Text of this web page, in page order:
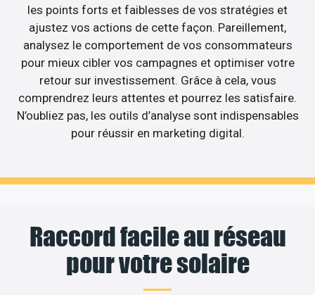
les points forts et faiblesses de vos stratégies et
ajustez vos actions de cette façon. Pareillement,
analysez le comportement de vos consommateurs
pour mieux cibler vos campagnes et optimiser votre
retour sur investissement. Grâce à cela, vous
comprendrez leurs attentes et pourrez les satisfaire.
N’oubliez pas, les outils d’analyse sont indispensables
pour réussir en marketing digital.
Raccord facile au réseau
pour votre solaire